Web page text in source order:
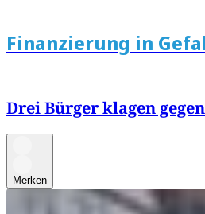
Finanzierung in
Drei Bürger klagen
Merken